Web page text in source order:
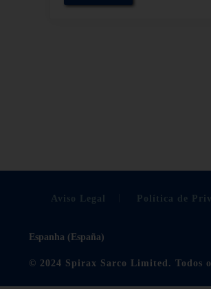
Aviso Legal Política de
Espanha (España)
© 2024 Spirax Sarco Limited. Todos